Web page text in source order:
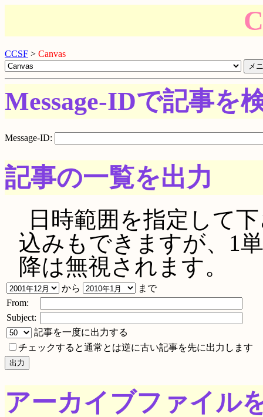
CCSF > Canvas
Message-IDで記事を
Message-ID:
記事の一覧を出力
日時範囲を指定して
込みもできますが、1
降は無視されます。
から
まで
From:
Subject:
記事を一度に出力する
チェックすると通常とは逆に古い記事を先に出力します
アーカイブファイル